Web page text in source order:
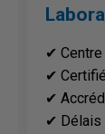
✔
✔
✔
✔ Délais
✔
✔
✔
✔ Délais